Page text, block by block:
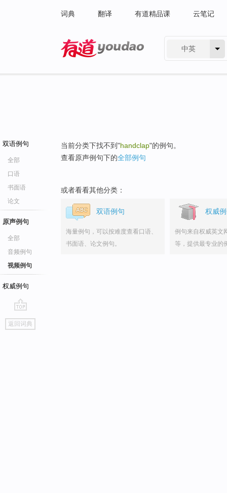
词典 翻译 有道精品课 云笔记
中英
双语例句
全部
口语
书面语
论文
原声例句
全部
音频例句
视频例句
权威例句
go
top
返回词典
当前分类下找不到"handclap"的例句。
查看原声例句下的全部例句
或者看看其他分类：
双语例句
海量例句，可以按难度查看口语、
书面语、论文例句。
权威
例句来自权威英文
等，提供最专业的